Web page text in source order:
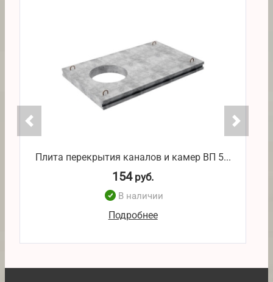
Плита перекрытия каналов и камер ВП 5...
154руб.
В наличии
Подробнее